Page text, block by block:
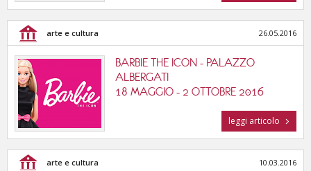
arte e cultura 26.05.2016
BARBIE THE ICON - PALAZZO
ALBERGATI
18 MAGGIO - 2 OTTOBRE 2016
leggi articolo
arte e cultura 10.03.2016